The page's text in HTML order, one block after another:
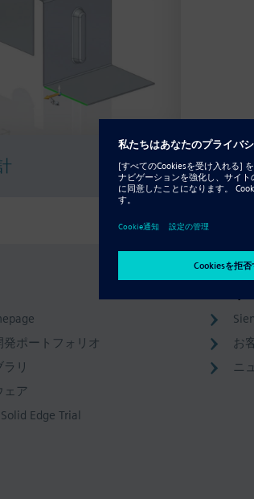
ポートフォリオ
リ
ェア
Edge Trial
お
ニ